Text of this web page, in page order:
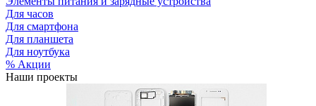
Для часов
Для смартфона
Для планшета
Для ноутбука
% Акции
Наши проекты